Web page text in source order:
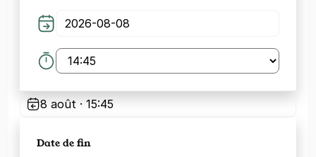
8 août · 15:45
Date de fin